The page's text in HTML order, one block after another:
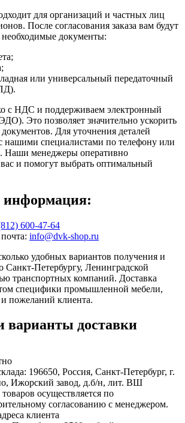
для организаций и частных лиц
После согласования заказа вам будут
необходимые документы:
или универсальный передаточный
с НДС и поддерживаем электронный
Это позволяет значительно ускорить
Для уточнения деталей
нашими специалистами по телефону или
Наши менеджеры оперативно
и помогут выбрать оптимальный
информация:
600-47-64
info@dvk-shop.ru
удобных вариантов получения и
Санкт-Петербургу, Ленинградской
транспортных компаний. Доставка
специфики промышленной мебели,
пожеланий клиента.
варианты доставки
196650, Россия, Санкт-Петербург, г.
Ижорский завод, д.б/н, лит. ВШ
осуществляется по
согласованию с менеджером.
клиента